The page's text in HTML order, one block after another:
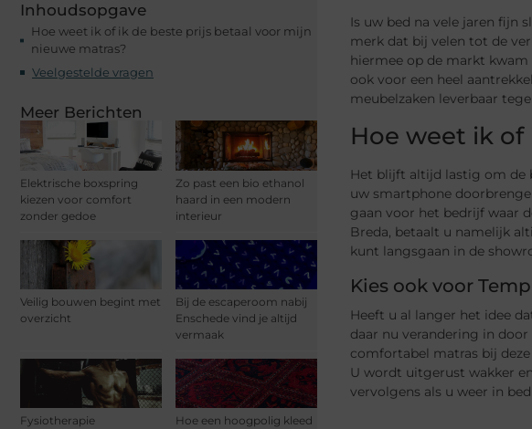
Inhoudsopgave
Hoe weet ik of ik de beste prijs betaal voor mijn
nieuwe matras?
Veelgestelde vragen
Meer Berichten
Elektrische boxspring
kiezen voor comfort
zonder gedoe
Zo past een bio ethanol
haard in een modern
interieur
Veilig bouwen begint met
overzicht
Bij de escaperoom nabij
Enschede vind je altijd
vermaak
Fysiotherapie
Hoe een hoogpolig kleed
Is uw bed na vele jaren fijn
merk dat bij velen tot de
hiermee op de markt
ook voor een heel
meubelzaken leverbaar
Hoe weet ik
Het blijft altijd lastig om de
uw smartphone
gaan voor het bedrijf waar
Breda, betaalt u namelijk
kunt langsgaan in de
Kies ook voor
Heeft u al langer het idee
daar nu verandering in door
comfortabel matras bij
U wordt uitgerust wakker
vervolgens als u weer in